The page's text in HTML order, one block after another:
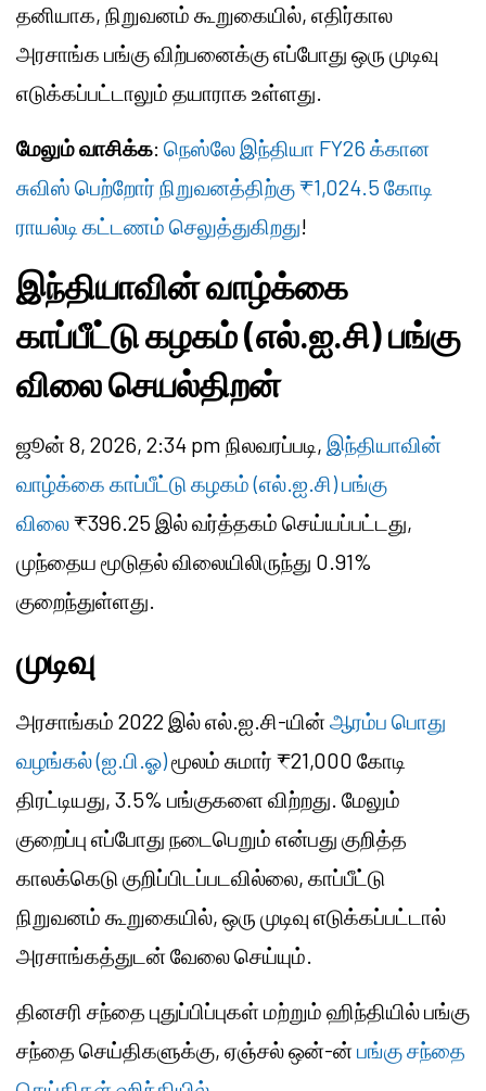
தனியாக, நிறுவனம் கூறுகையில், எதிர்கால
அரசாங்க பங்கு விற்பனைக்கு எப்போது ஒரு முடிவு
எடுக்கப்பட்டாலும் தயாராக உள்ளது.
மேலும் வாசிக்க: நெஸ்லே இந்தியா FY26 க்கான
சுவிஸ் பெற்றோர் நிறுவனத்திற்கு ₹1,024.5 கோடி
ராயல்டி கட்டணம் செலுத்துகிறது!
இந்தியாவின் வாழ்க்கை
காப்பீட்டு கழகம் (எல்.ஐ.சி) பங்கு
விலை செயல்திறன்
ஜூன் 8, 2026, 2:34 pm நிலவரப்படி, இந்தியாவின்
வாழ்க்கை காப்பீட்டு கழகம் (எல்.ஐ.சி) பங்கு
விலை₹396.25 இல் வர்த்தகம் செய்யப்பட்டது,
முந்தைய மூடுதல் விலையிலிருந்து 0.91%
குறைந்துள்ளது.
முடிவு
அரசாங்கம் 2022 இல் எல்.ஐ.சி-யின்ஆரம்ப பொது
வழங்கல் (ஐ.பி.ஓ)மூலம் சுமார் ₹21,000 கோடி
திரட்டியது, 3.5% பங்குகளை விற்றது. மேலும்
குறைப்பு எப்போது நடைபெறும் என்பது குறித்த
காலக்கெடு குறிப்பிடப்படவில்லை, காப்பீட்டு
நிறுவனம் கூறுகையில், ஒரு முடிவு எடுக்கப்பட்டால்
அரசாங்கத்துடன் வேலை செய்யும்.
தினசரி சந்தை புதுப்பிப்புகள் மற்றும் ஹிந்தியில் பங்கு
சந்தை செய்திகளுக்கு, ஏஞ்சல் ஒன்-ன்பங்கு சந்தை